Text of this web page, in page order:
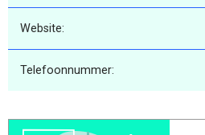
Website:
Telefoonnummer: